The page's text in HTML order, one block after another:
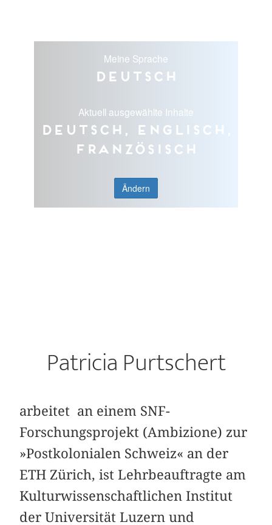
Meine Sprache
Deutsch
Aktuell ausgewählte Inhalte
Deutsch, Englisch,
Französisch
Ändern
Patricia Purtschert
arbeitet an einem SNF-
Forschungsprojekt (Ambizione) zur
»Postkolonialen Schweiz« an der
ETH Zürich, ist Lehrbeauftragte am
Kulturwissenschaftlichen Institut
der Universität Luzern und